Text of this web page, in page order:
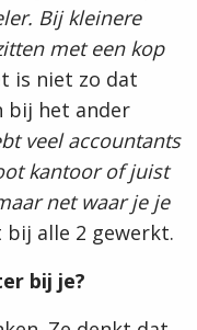
Bij kleinere
met een kop
is niet zo dat
bij het ander
veel accountants
kantoor of juist
net waar je je
alle 2 gewerkt.
bij je?